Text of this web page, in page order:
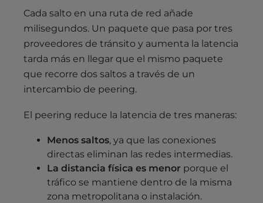
Cada salto en una ruta de red añade
milisegundos. Un paquete que pasa por tres
proveedores de tránsito y aumenta la latencia
tarda más en llegar que el mismo paquete
que recorre dos saltos a través de un
intercambio de peering.
El peering reduce la latencia de tres maneras:
Menos saltos, ya que las conexiones
directas eliminan las redes intermedias.
La distancia física es menor porque el
tráfico se mantiene dentro de la misma
zona metropolitana o instalación.